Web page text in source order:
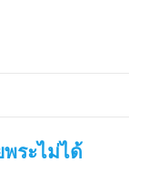
ระไม่ได้